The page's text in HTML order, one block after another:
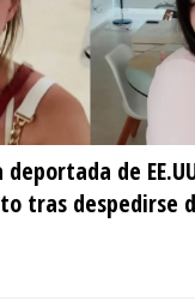
de
tras despedirse